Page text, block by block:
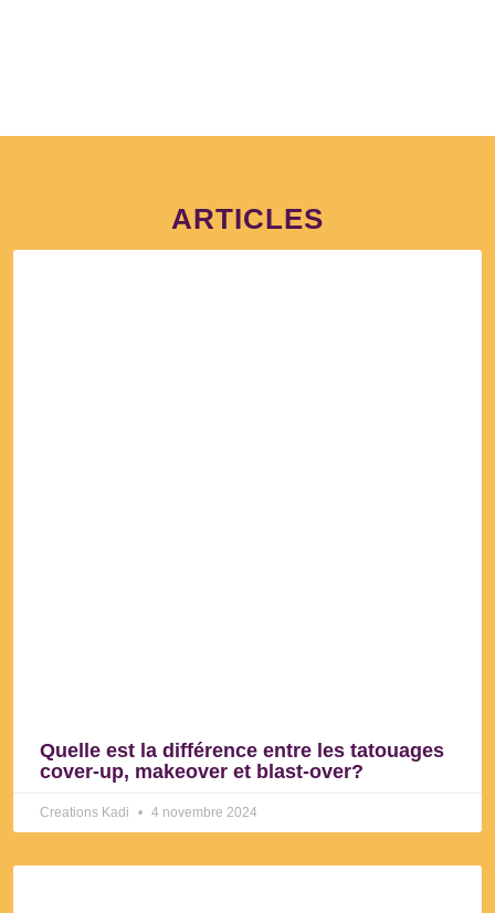
ARTICLES
Quelle est la différence entre les tatouages
cover-up, makeover et blast-over?
Creations Kadi 4 novembre 2024